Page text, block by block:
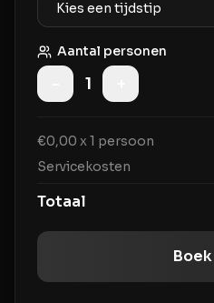
Aantal personen
1
€0,00 x 1 persoon
Servicekosten
Totaal
Boek